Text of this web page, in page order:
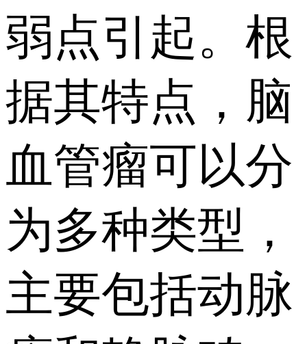
弱点引起。根
据其特点，脑
血管瘤可以分
为多种类型，
主要包括动脉